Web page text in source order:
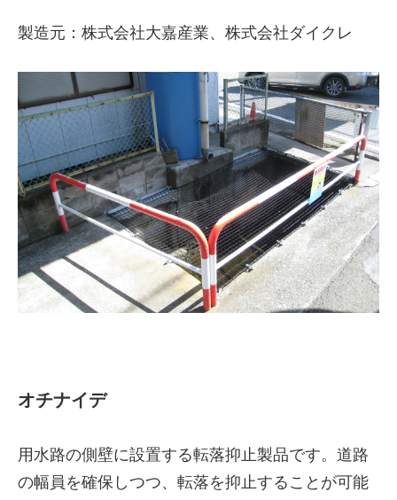
製造元：株式会社大嘉産業、株式会社ダイクレ
オチナイデ
用水路の側壁に設置する転落抑止製品です。道路
の幅員を確保しつつ、転落を抑止することが可能